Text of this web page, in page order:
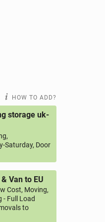
HOW TO ADD?
storage uk-
Saturday, Door
Van to EU
Cost, Moving,
Full Load
to